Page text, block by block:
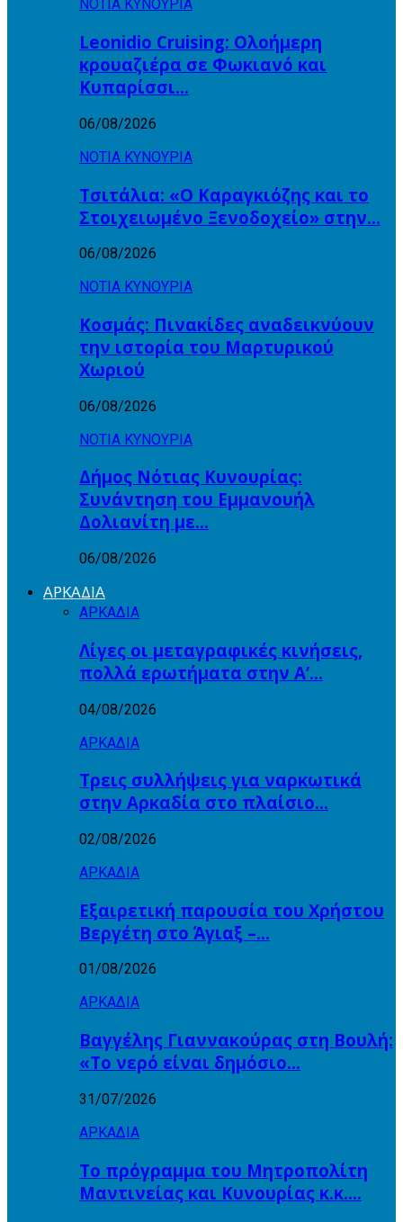
ΝΟΤΙΑ ΚΥΝΟΥΡΙΑ
Leonidio Cruising: Ολοήμερη
κρουαζιέρα σε Φωκιανό και
Κυπαρίσσι…
06/08/2026
ΝΟΤΙΑ ΚΥΝΟΥΡΙΑ
Τσιτάλια: «Ο Καραγκιόζης και το
Στοιχειωμένο Ξενοδοχείο» στην…
06/08/2026
ΝΟΤΙΑ ΚΥΝΟΥΡΙΑ
Κοσμάς: Πινακίδες αναδεικνύουν
την ιστορία του Μαρτυρικού
Χωριού
06/08/2026
ΝΟΤΙΑ ΚΥΝΟΥΡΙΑ
Δήμος Νότιας Κυνουρίας:
Συνάντηση του Εμμανουήλ
Δολιανίτη με…
06/08/2026
ΑΡΚΑΔΙΑ
ΑΡΚΑΔΙΑ
Λίγες οι μεταγραφικές κινήσεις,
πολλά ερωτήματα στην Α’…
04/08/2026
ΑΡΚΑΔΙΑ
Τρεις συλλήψεις για ναρκωτικά
στην Αρκαδία στο πλαίσιο…
02/08/2026
ΑΡΚΑΔΙΑ
Εξαιρετική παρουσία του Χρήστου
Βεργέτη στο Άγιαξ –…
01/08/2026
ΑΡΚΑΔΙΑ
Βαγγέλης Γιαννακούρας στη Βουλή:
«Το νερό είναι δημόσιο…
31/07/2026
ΑΡΚΑΔΙΑ
Το πρόγραμμα του Μητροπολίτη
Μαντινείας και Κυνουρίας κ.κ….